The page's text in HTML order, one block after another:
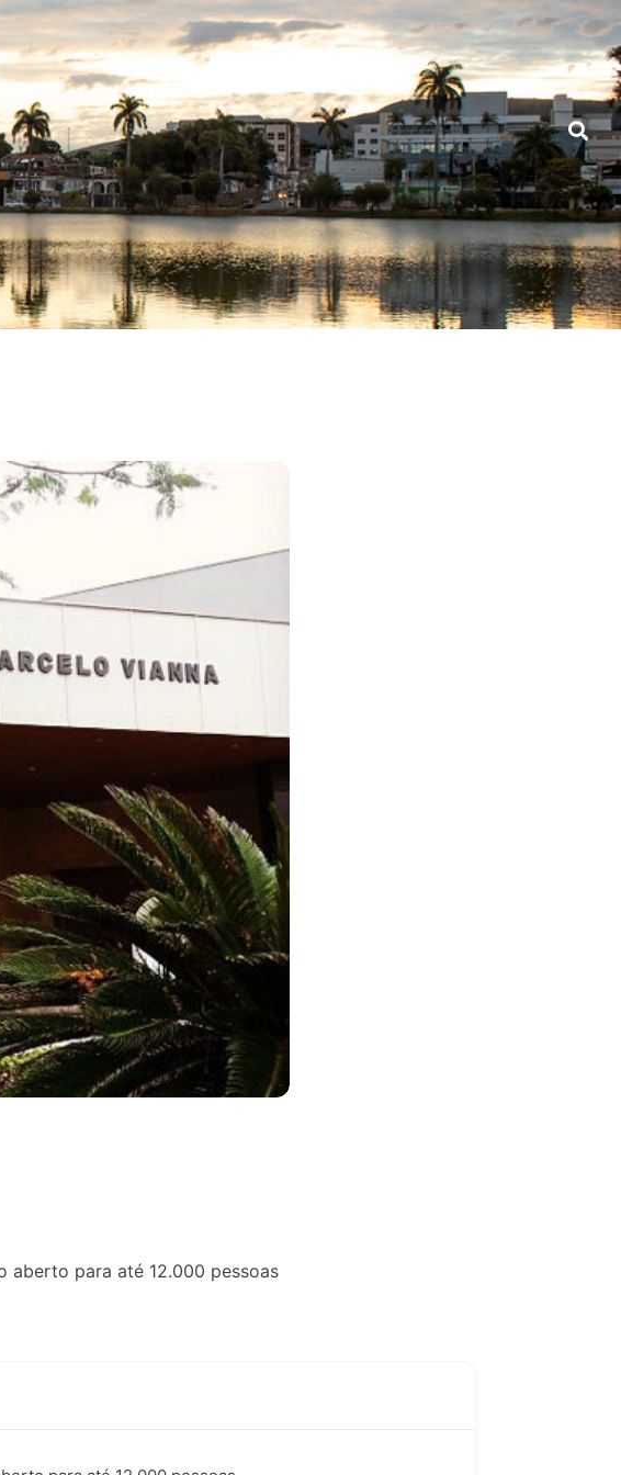
aberto para até 12.000 pessoas